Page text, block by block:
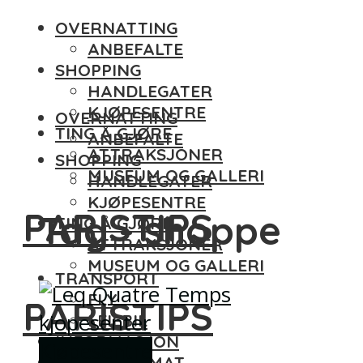
OVERNATTING
ANBEFALTE
SHOPPING
HANDLEGATER
KJØPESENTRE
TING Å GJØRE
ATTRAKSJONER
MUSEUM OG GALLERI
PARISTIPS
TRANSPORT
FLY
LEIEBIL
INFORMASJON
OVERNATTING
ANBEFALTE
SHOPPING
HANDLEGATER
KJØPESENTRE
TING Å GJØRE
ATTRAKSJONER
MUSEUM OG GALLERI
PARISTIPS
Tag - shoppe